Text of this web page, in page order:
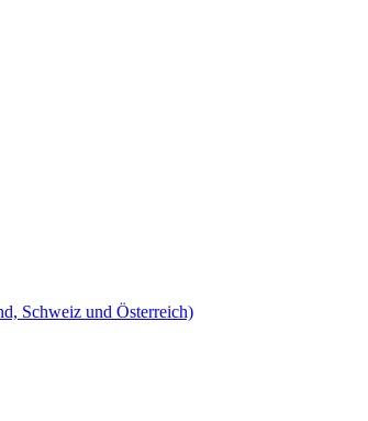
Schweiz und Österreich)